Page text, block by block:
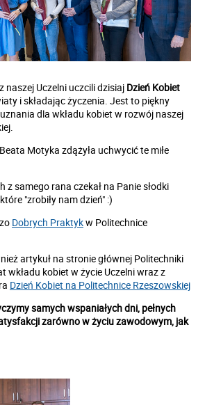
naszej Uczelni uczcili dzisiaj Dzień Kobiet
i składając życzenia. Jest to piękny
dla wkładu kobiet w rozwój naszej
Motyka zdążyła uchwycić te miłe
z samego rana czekał na Panie słodki
"zrobiły nam dzień" :)
Dobrych Praktykw Politechnice
artykuł na stronie głównej Politechniki
wkładu kobiet w życie Uczelni wraz z
Dzień Kobiet na Politechnice Rzeszowskiej
samych wspaniałych dni, pełnych
zarówno w życiu zawodowym, jak